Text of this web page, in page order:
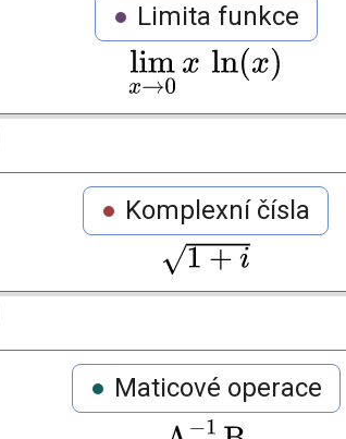
Limita funkce
Komplexní čísla
Maticové operace